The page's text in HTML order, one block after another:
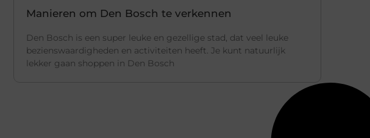
Manieren om Den Bosch te verkennen
Den Bosch is een super leuke en gezellige stad, dat veel leuke
bezienswaardigheden en activiteiten heeft. Je kunt natuurlijk
lekker gaan shoppen in Den Bosch